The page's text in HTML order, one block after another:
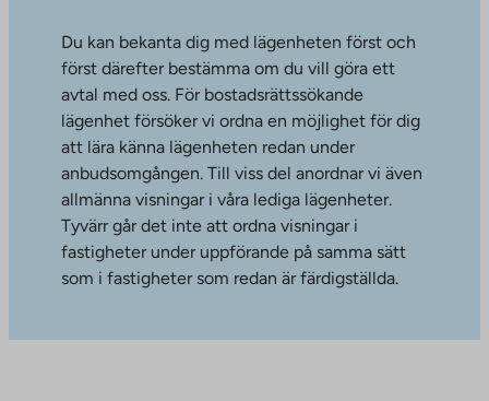
Du kan bekanta dig med lägenheten först och
först därefter bestämma om du vill göra ett
avtal med oss. För bostadsrättssökande
lägenhet försöker vi ordna en möjlighet för dig
att lära känna lägenheten redan under
anbudsomgången. Till viss del anordnar vi även
allmänna visningar i våra lediga lägenheter.
Tyvärr går det inte att ordna visningar i
fastigheter under uppförande på samma sätt
som i fastigheter som redan är färdigställda.